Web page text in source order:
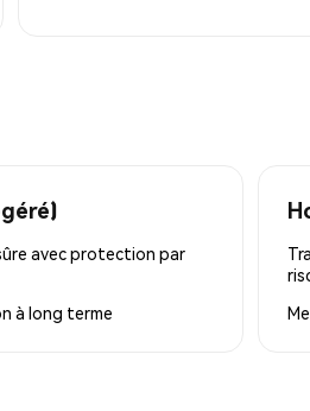
avec protection par
à long terme